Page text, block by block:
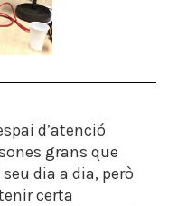
d’atenció
grans que
dia a dia, però
certa